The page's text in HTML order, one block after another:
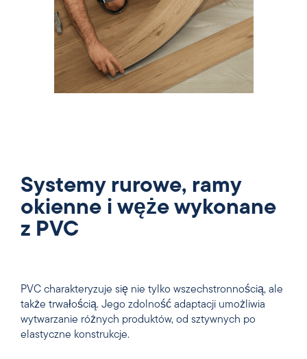
Systemy rurowe, ramy
okienne i węże wykonane
z PVC
PVC charakteryzuje się nie tylko wszechstronnością, ale
także trwałością. Jego zdolność adaptacji umożliwia
wytwarzanie różnych produktów, od sztywnych po
elastyczne konstrukcje.